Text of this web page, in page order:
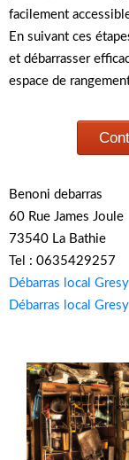
facilement
En suivant ces
et débarrasser
espace de
Benoni debarras
60 Rue James Joule
73540 La Bathie
Tel : 0635429257
Débarras local
Débarras local